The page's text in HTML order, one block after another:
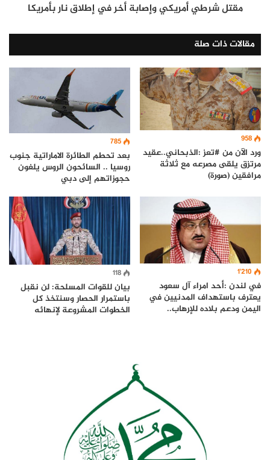
مقتل شرطي أمريكي وإصابة أخر في إطلاق نار بأمريكا
مقالات ذات صلة
958
ورد الآن من #تعز :الذبحاني..عقيد
مرتزق يلقى مصرعه مع ثلاثة
مرافقين (صورة)
785
بعد تحطم الطائرة الاماراتية جنوب
روسيا .. السائحون الروس يلغون
حجوزاتهم إلى دبي
1٬210
في لندن :أحد امراء آل سعود
يعترف باستهداف المدنيين في
اليمن ودعم بلاده للإرهاب..
118
بيان للقوات المسلحة: لن نقبل
باستمرار الحصار وسنتخذ كل
الخطوات المشروعة لإنهائه